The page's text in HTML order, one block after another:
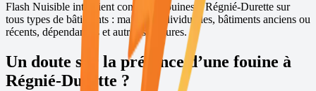
Flash Nuisible intervient contre les fouines àRégnié-Durette sur
tous types de bâtiments : maisons individuelles, bâtiments anciens ou
récents, dépendances et autres structures.
Un doute sur la présence d’une fouine à
Régnié-Durette ?